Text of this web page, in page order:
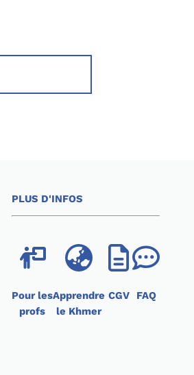
PLUS D'INFOS
Pour les
profs
Apprendre
le Khmer
CGV FAQ